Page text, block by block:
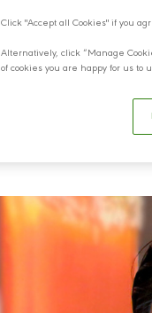
Click "Accept all Cookies" if you
Alternatively, click “Manage
of cookies you are happy for us to